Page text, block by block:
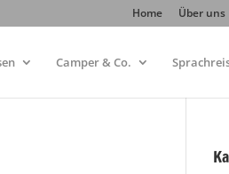
Home Über uns
Camper & Co.